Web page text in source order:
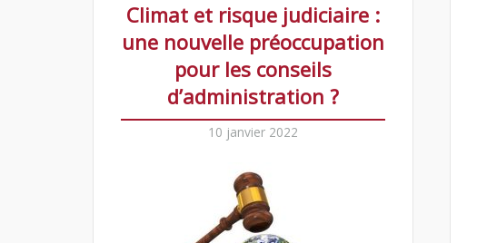
Climat et risque judiciaire :
une nouvelle préoccupation
pour les conseils
d’administration ?
10 janvier 2022